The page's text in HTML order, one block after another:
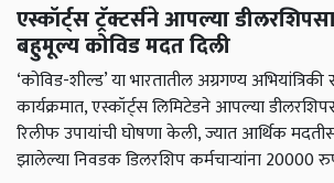
एस्कॉर्ट्स ट्रॅक्टर्सने आपल्या
बहुमूल्य कोविड मदत दिली
‘कोविड-शील्ड’ या भारतातील अग्रगण्य
कार्यक्रमात, एस्कॉर्ट्स लिमिटेडने आपल्या
रिलीफ उपायांची घोषणा केली, ज्यात आर्थिक
झालेल्या निवडक डिलरशिप कर्मचार्‍यांना 20000